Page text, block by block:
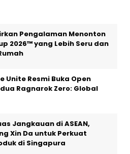
Pengalaman Menonton
2026™ yang Lebih Seru dan
Unite Resmi Buka Open
Ragnarok Zero: Global
Jangkauan di ASEAN,
Xin Da untuk Perkuat
di Singapura